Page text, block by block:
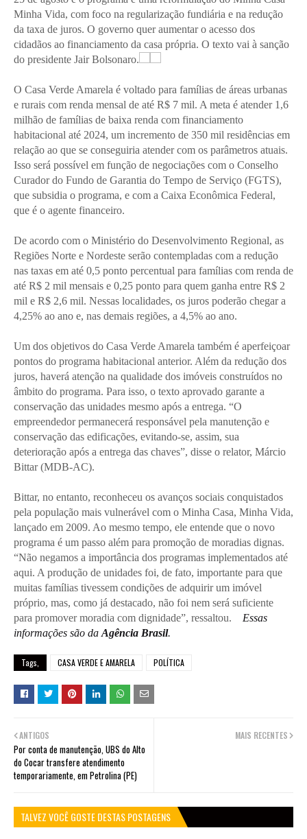
Minha Vida, com foco na regularização fundiária e na redução
da taxa de juros. O governo quer aumentar o acesso dos
cidadãos ao financiamento da casa própria. O texto vai à sanção
do presidente Jair Bolsonaro.
O Casa Verde Amarela é voltado para famílias de áreas urbanas
e rurais com renda mensal de até R$ 7 mil. A meta é atender 1,6
milhão de famílias de baixa renda com financiamento
habitacional até 2024, um incremento de 350 mil residências em
relação ao que se conseguiria atender com os parâmetros atuais.
Isso será possível em função de negociações com o Conselho
Curador do Fundo de Garantia do Tempo de Serviço (FGTS),
que subsidia o programa, e com a Caixa Econômica Federal,
que é o agente financeiro.
De acordo com o Ministério do Desenvolvimento Regional, as
Regiões Norte e Nordeste serão contempladas com a redução
nas taxas em até 0,5 ponto percentual para famílias com renda de
até R$ 2 mil mensais e 0,25 ponto para quem ganha entre R$ 2
mil e R$ 2,6 mil. Nessas localidades, os juros poderão chegar a
4,25% ao ano e, nas demais regiões, a 4,5% ao ano.
Um dos objetivos do Casa Verde Amarela também é aperfeiçoar
pontos do programa habitacional anterior. Além da redução dos
juros, haverá atenção na qualidade dos imóveis construídos no
âmbito do programa. Para isso, o texto aprovado garante a
conservação das unidades mesmo após a entrega. “O
empreendedor permanecerá responsável pela manutenção e
conservação das edificações, evitando-se, assim, sua
deterioração após a entrega das chaves”, disse o relator, Márcio
Bittar (MDB-AC).
Bittar, no entanto, reconheceu os avanços sociais conquistados
pela população mais vulnerável com o Minha Casa, Minha Vida,
lançado em 2009. Ao mesmo tempo, ele entende que o novo
programa é um passo além para promoção de moradias dignas.
“Não negamos a importância dos programas implementados até
aqui. A produção de unidades foi, de fato, importante para que
muitas famílias tivessem condições de adquirir um imóvel
próprio, mas, como já destacado, não foi nem será suficiente
para promover moradia com dignidade”, ressaltou. Essas
informações são da Agência Brasil.
Tags, CASA VERDE E AMARELA POLÍTICA
MAIS RECENTES
ANTIGOS
Por conta de manutenção, UBS do Alto
do Cocar transfere atendimento
temporariamente, em Petrolina (PE)
TALVEZ VOCÊ GOSTE DESTAS POSTAGENS